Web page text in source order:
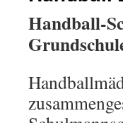
Handball-